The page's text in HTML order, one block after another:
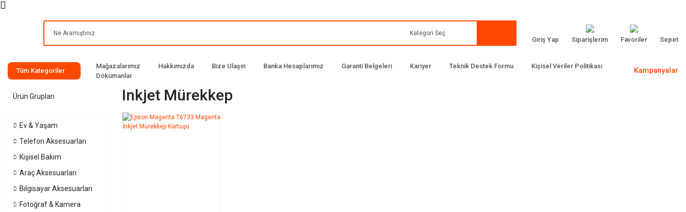
Giriş Yap Siparişlerim Favoriler Sepet
Tüm Kategoriler
Mağazalarımız Hakkımızda Bize Ulaşın Banka Hesaplarımız Garanti Belgeleri Kariyer Teknik Destek Formu
Kişisel Veriler Politikası
Dökümanlar
Kampanyalar
Ürün Grupları
Ev & Yaşam
Telefon Aksesuarları
Kişisel Bakım
Araç Aksesuarları
Bilgisayar Aksesuarları
Fotoğraf & Kamera
Inkjet Mürekkep